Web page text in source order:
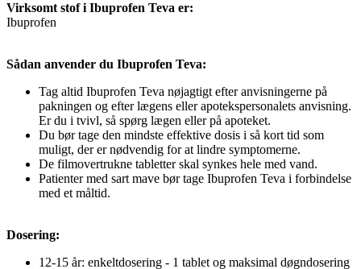
Virksomt stof i Ibuprofen Teva er:
Ibuprofen
Sådan anvender du Ibuprofen Teva:
Tag altid Ibuprofen Teva nøjagtigt efter anvisningerne på
pakningen og efter lægens eller apotekspersonalets anvisning.
Er du i tvivl, så spørg lægen eller på apoteket.
Du bør tage den mindste effektive dosis i så kort tid som
muligt, der er nødvendig for at lindre symptomerne.
De filmovertrukne tabletter skal synkes hele med vand.
Patienter med sart mave bør tage Ibuprofen Teva i forbindelse
med et måltid.
Dosering:
12-15 år: enkeltdosering - 1 tablet og maksimal døgndosering